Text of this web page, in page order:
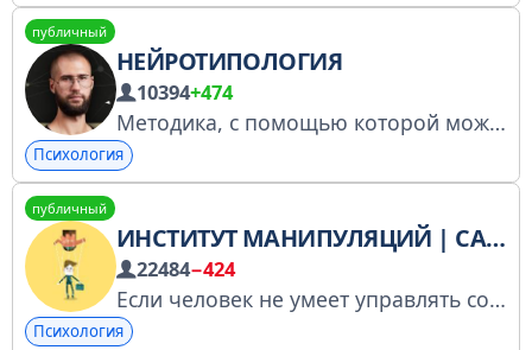
публичный
НЕЙРОТИПОЛОГИЯ
10394+474
Методика, с помощью которой можно узнать характер и поведение человека по чертам его лица - 7 лет исследований - анализ 8 наук и Big Data - 100+ экспериментов Оферта, политика конфиденциальности и реквизиты: https://telegra.ph/Rekvizity-07-17-4
Психология
публичный
ИНСТИТУТ МАНИПУЛЯЦИЙ | САМОРАЗВИТИЕ
22484−424
Если человек не умеет управлять собой, им начинают управлять другие. По всем вопросам — @khanv Купить рекламу через телегу ин: https://telega.in/c/+LB6BNfjtciRjNTli
Психология